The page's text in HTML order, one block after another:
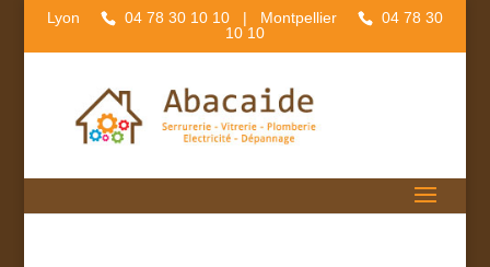
Lyon 04 78 30 10 10 | Montpellier
04 78 30
10 10